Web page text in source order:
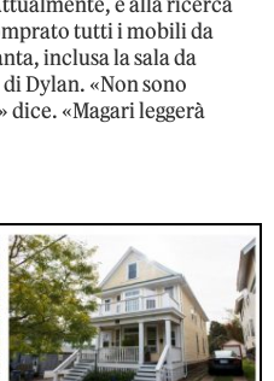
tutti i mobili da
inclusa la sala da
Dylan. «Non sono
«Magari leggerà